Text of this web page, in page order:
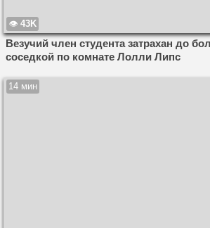
43K
Везучий член студента затрахан до
соседкой по комнате Лолли Липс
14 мин